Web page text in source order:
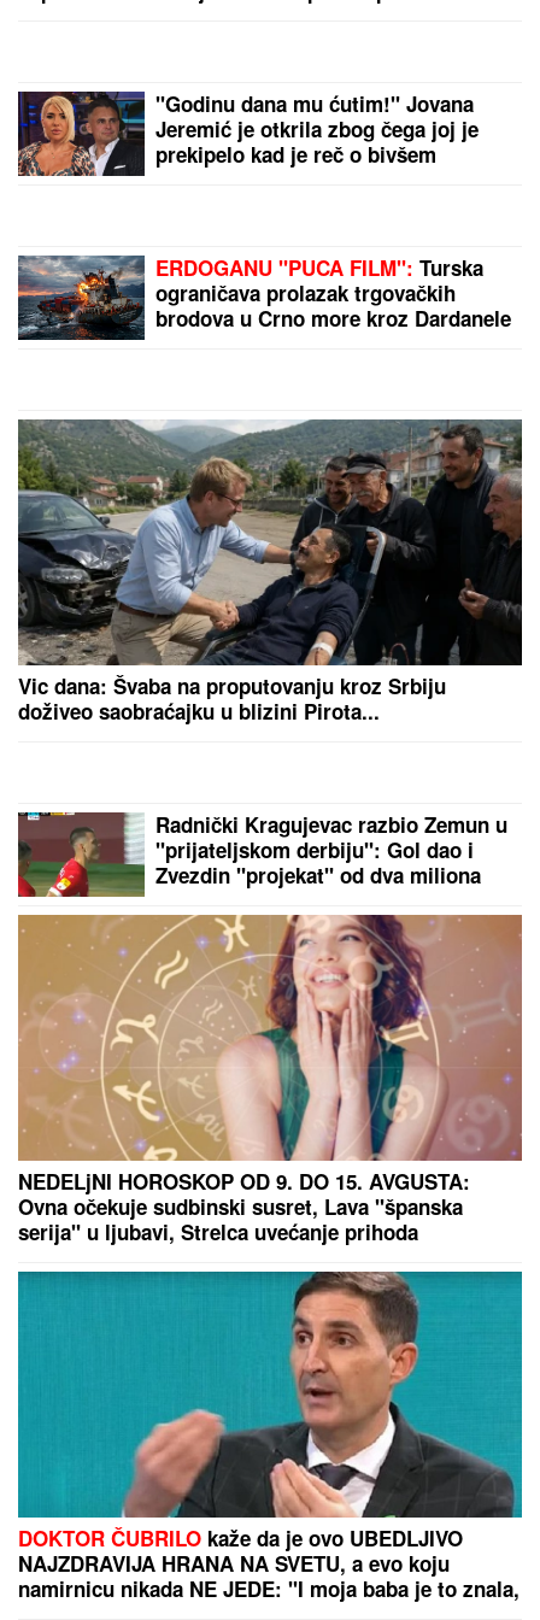
KRVAVA ČITULJA POKRENULA
PAKAO U BALKANSKOM GRADU?!
Opsadno stanje na ulicama, MECI
LETE NA SVE STRANE: Drama
počela ubistvom na sastanku zbog
duga Zviceru, onda je usledio HAOS
(FOTO)
(FOTO) TORTA U OBLIKU SRCA,
LATICE PO PODU
pokazao kako slavi rođendan nove
verenice, već žive zajedno, odao ih
jedan detalj
DOJURIO NA BICIKLI, PA PUCAO U KUĆU
SRPSKOG BIZNISMENA!Grk (22) uhapšen zbog
napada u Nemačkoj: "Meci su probili prozor